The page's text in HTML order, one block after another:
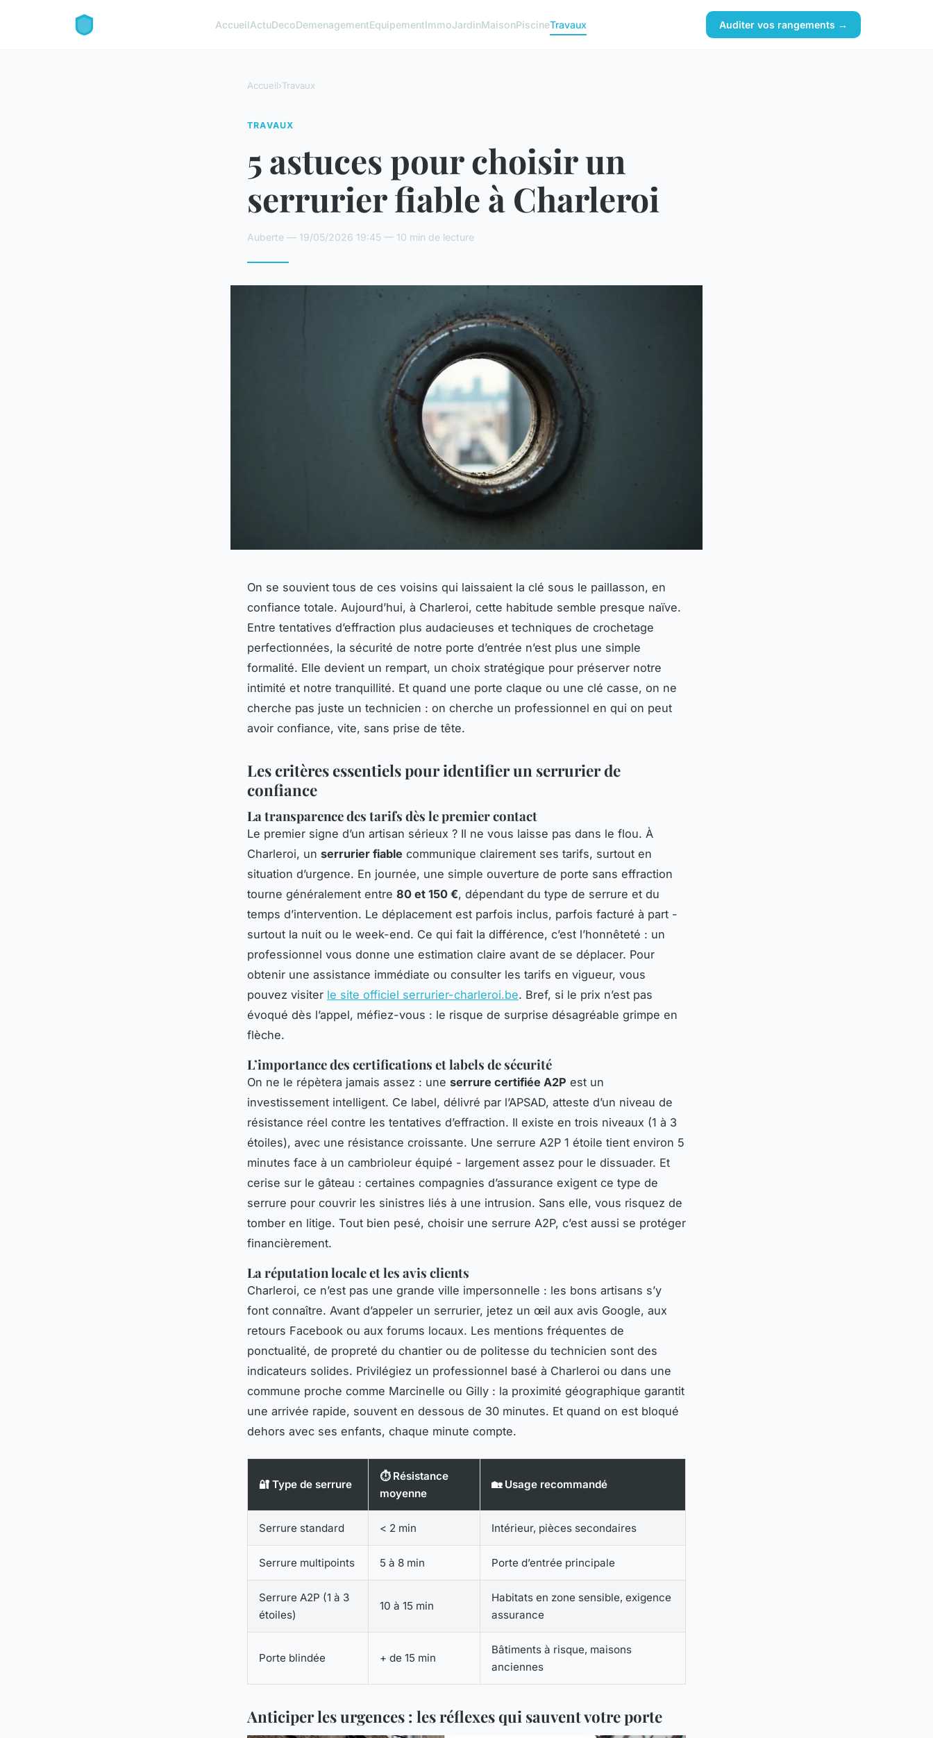
AccueilActuDecoDemenagementEquipementImmoJardinMaisonPiscineTravaux Auditer vos rangements →
Accueil›Travaux
TRAVAUX
5 astuces pour choisir un
serrurier fiable à Charleroi
Auberte — 19/05/2026 19:45 — 10 min de lecture
On se souvient tous de ces voisins qui laissaient la clé sous le paillasson, en
confiance totale. Aujourd’hui, à Charleroi, cette habitude semble presque naïve.
Entre tentatives d’effraction plus audacieuses et techniques de crochetage
perfectionnées, la sécurité de notre porte d’entrée n’est plus une simple
formalité. Elle devient un rempart, un choix stratégique pour préserver notre
intimité et notre tranquillité. Et quand une porte claque ou une clé casse, on ne
cherche pas juste un technicien : on cherche un professionnel en qui on peut
avoir confiance, vite, sans prise de tête.
Les critères essentiels pour identifier un serrurier de
confiance
La transparence des tarifs dès le premier contact
Le premier signe d’un artisan sérieux ? Il ne vous laisse pas dans le flou. À
Charleroi, un serrurier fiable communique clairement ses tarifs, surtout en
situation d’urgence. En journée, une simple ouverture de porte sans effraction
tourne généralement entre 80 et 150 €, dépendant du type de serrure et du
temps d’intervention. Le déplacement est parfois inclus, parfois facturé à part -
surtout la nuit ou le week-end. Ce qui fait la différence, c’est l’honnêteté : un
professionnel vous donne une estimation claire avant de se déplacer. Pour
obtenir une assistance immédiate ou consulter les tarifs en vigueur, vous
pouvez visiter le site officiel serrurier-charleroi.be. Bref, si le prix n’est pas
évoqué dès l’appel, méfiez-vous : le risque de surprise désagréable grimpe en
flèche.
L’importance des certifications et labels de sécurité
On ne le répètera jamais assez : une serrure certifiée A2P est un
investissement intelligent. Ce label, délivré par l’APSAD, atteste d’un niveau de
résistance réel contre les tentatives d’effraction. Il existe en trois niveaux (1 à 3
étoiles), avec une résistance croissante. Une serrure A2P 1 étoile tient environ 5
minutes face à un cambrioleur équipé - largement assez pour le dissuader. Et
cerise sur le gâteau : certaines compagnies d’assurance exigent ce type de
serrure pour couvrir les sinistres liés à une intrusion. Sans elle, vous risquez de
tomber en litige. Tout bien pesé, choisir une serrure A2P, c’est aussi se protéger
financièrement.
La réputation locale et les avis clients
Charleroi, ce n’est pas une grande ville impersonnelle : les bons artisans s’y
font connaître. Avant d’appeler un serrurier, jetez un œil aux avis Google, aux
retours Facebook ou aux forums locaux. Les mentions fréquentes de
ponctualité, de propreté du chantier ou de politesse du technicien sont des
indicateurs solides. Privilégiez un professionnel basé à Charleroi ou dans une
commune proche comme Marcinelle ou Gilly : la proximité géographique garantit
une arrivée rapide, souvent en dessous de 30 minutes. Et quand on est bloqué
dehors avec ses enfants, chaque minute compte.
🔐 Type de serrure
⏱️ Résistance
moyenne
🏡 Usage recommandé
Serrure standard < 2 min Intérieur, pièces secondaires
Serrure multipoints 5 à 8 min Porte d’entrée principale
Serrure A2P (1 à 3
étoiles)
10 à 15 min
Habitats en zone sensible, exigence
assurance
Porte blindée + de 15 min
Bâtiments à risque, maisons
anciennes
Anticiper les urgences : les réflexes qui sauvent votre porte